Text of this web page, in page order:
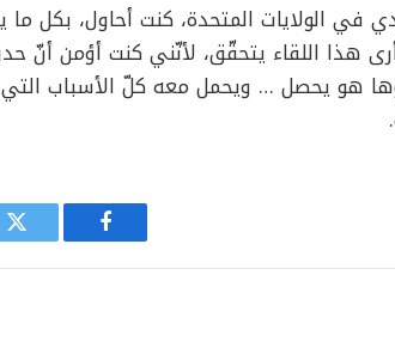
في الولايات المتحدة، كنت أحاول، بكل
هذا اللقاء يتحقّق، لأنّني كنت أؤمن أنّ
وها هو يحصل … ويحمل معه كلّ الأسباب
فيسبوك